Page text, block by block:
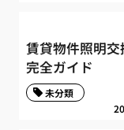
賃貸物件照明交
完全ガイド
未分類